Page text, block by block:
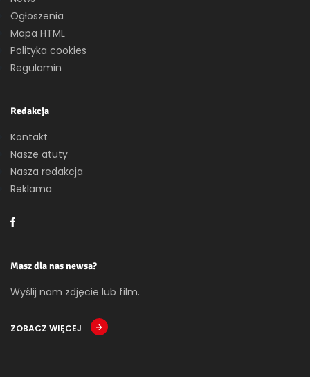
Ogłoszenia
Mapa HTML
Polityka cookies
Regulamin
Redakcja
Kontakt
Nasze atuty
Nasza redakcja
Reklama
Masz dla nas newsa?
Wyślij nam zdjęcie lub film.
ZOBACZ WIĘCEJ